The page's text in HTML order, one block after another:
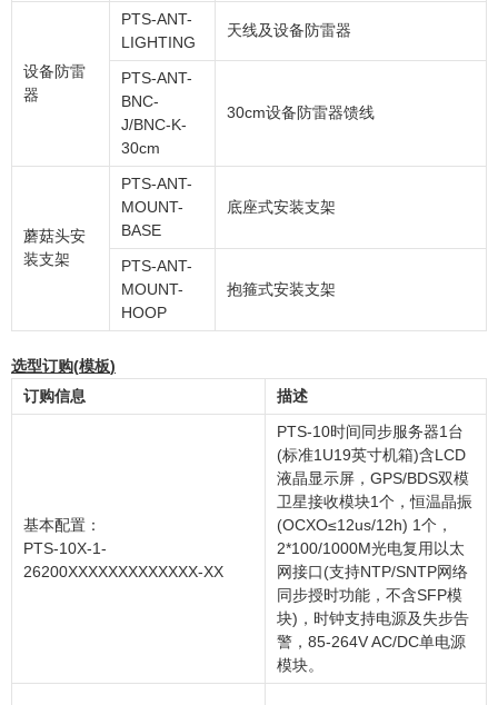
设备防雷
器
PTS-ANT-
LIGHTING
天线及设备防雷器
PTS-ANT-
BNC-
J/BNC-K-
30cm
30cm设备防雷器馈线
蘑菇头安
装支架
PTS-ANT-
MOUNT-
BASE
底座式安装支架
PTS-ANT-
MOUNT-
HOOP
抱箍式安装支架
选型订购(模板)
订购信息
描述
基本配置：
PTS-10X-1-
26200XXXXXXXXXXXXX-XX
PTS-10时间同步服务器1台
(标准1U19英寸机箱)含LCD
液晶显示屏，GPS/BDS双模
卫星接收模块1个，恒温晶振
(OCXO≤12us/12h) 1个，
2*100/1000M光电复用以太
网接口(支持NTP/SNTP网络
同步授时功能，不含SFP模
块)，时钟支持电源及失步告
警，85-264V AC/DC单电源
模块。